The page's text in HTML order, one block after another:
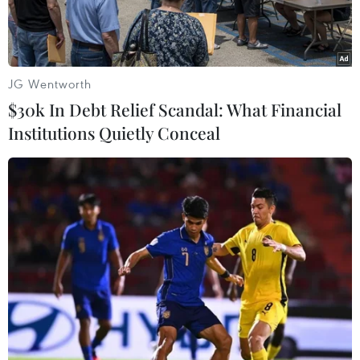
Sân vận động Ciudad de México (tên thương mại mới của sân
Azteca) tại thủ đô Mexico City. (Ảnh: Phi Hùng/TTXVN)
Ở thời điểm chỉ còn vài ngày trước khi World
Cup 2026 khởi tranh, Liên đoàn Bóng đá thế giới
(FIFA) bất ngờ phải xử lý một vụ tranh chấp liên
quan đến các phòng VIP tại sân vận động
Ciudad de México (Azteca cũ) ở Mexico - nơi sẽ
JG Wentworth
$30k In Debt Relief Scandal: What Financial
Institutions Quietly Conceal